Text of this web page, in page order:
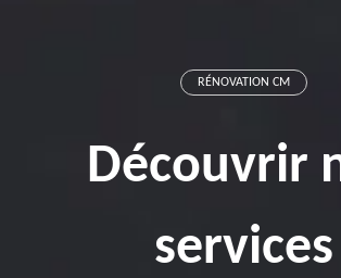
RÉNOVATION CM
Découvrir
services